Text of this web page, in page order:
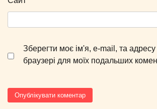
Зберегти моє ім'я, e-mail, та
браузері для моїх подальших